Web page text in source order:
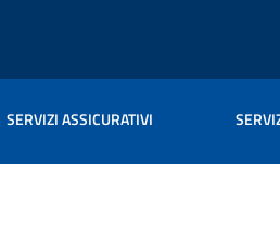
SERVIZI ASSICURATIVI